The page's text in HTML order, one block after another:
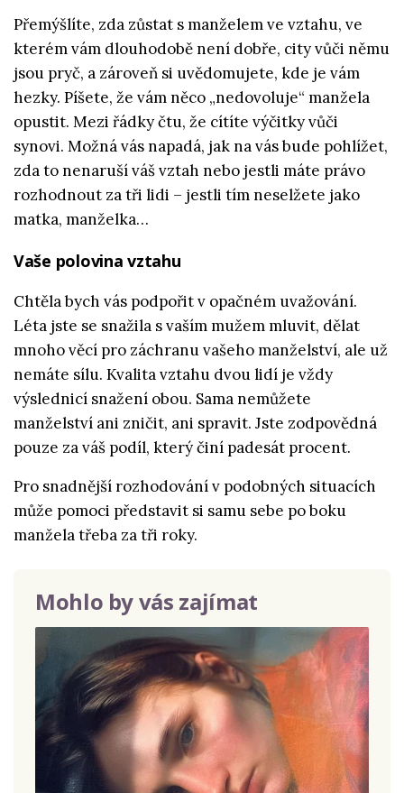
Přemýšlíte, zda zůstat s manželem ve vztahu, ve
kterém vám dlouhodobě není dobře, city vůči němu
jsou pryč, a zároveň si uvědomujete, kde je vám
hezky. Píšete, že vám něco „nedovoluje“ manžela
opustit. Mezi řádky čtu, že cítíte výčitky vůči
synovi. Možná vás napadá, jak na vás bude pohlížet,
zda to nenaruší váš vztah nebo jestli máte právo
rozhodnout za tři lidi – jestli tím neselžete jako
matka, manželka…
Vaše polovina vztahu
Chtěla bych vás podpořit v opačném uvažování.
Léta jste se snažila s vaším mužem mluvit, dělat
mnoho věcí pro záchranu vašeho manželství, ale už
nemáte sílu. Kvalita vztahu dvou lidí je vždy
výslednicí snažení obou. Sama nemůžete
manželství ani zničit, ani spravit. Jste zodpovědná
pouze za váš podíl, který činí padesát procent.
Pro snadnější rozhodování v podobných situacích
může pomoci představit si samu sebe po boku
manžela třeba za tři roky.
Mohlo by vás zajímat